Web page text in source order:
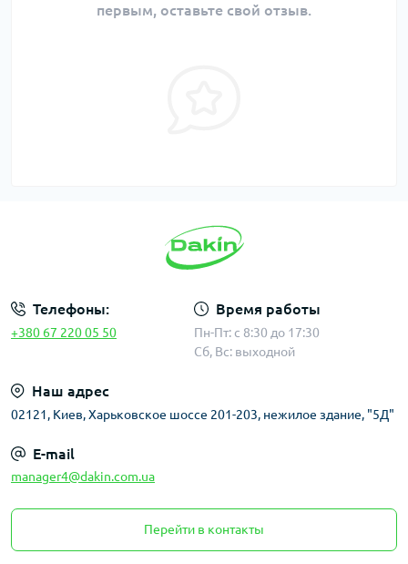
первым, оставьте свой отзыв.
Телефоны:
+380 67 220 05 50
Время работы
Пн-Пт: с 8:30 до 17:30
Сб, Вс: выходной
Наш адрес
02121, Киев, Харьковское шоссе 201-203, нежилое здание, "5Д"
E-mail
manager4@dakin.com.ua
Перейти в контакты